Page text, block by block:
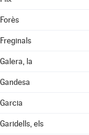
Forès
Freginals
Galera, la
Gandesa
Garcia
Garidells, els